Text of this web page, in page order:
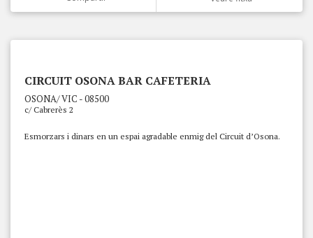
CIRCUIT OSONA BAR CAFETERIA
OSONA/ VIC - 08500
c/ Cabrerès 2
Esmorzars i dinars en un espai agradable enmig del Circuit d’Osona.